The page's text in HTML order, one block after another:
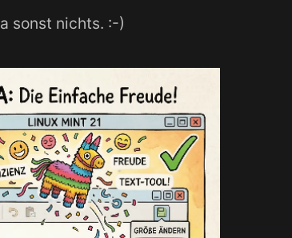
sonst nichts. :-)